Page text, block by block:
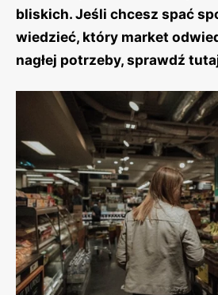
bliskich. Jeśli chcesz spać
wiedzieć, który market
nagłej potrzeby, sprawdź